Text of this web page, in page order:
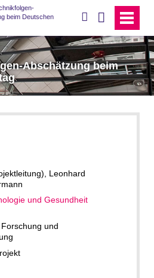
beim Deutschen
Abschätzung beim
Leonhard
und Gesundheit
und